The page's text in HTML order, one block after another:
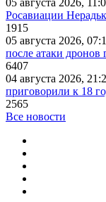
05 августа 2026,
Росавиации
1915
05 августа 2026,
после атаки
6407
04 августа 2026,
приговорили к 18
2565
Все новости